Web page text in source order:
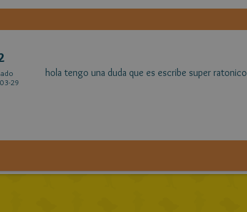
29
hola tengo una duda que es escribe super ratonico